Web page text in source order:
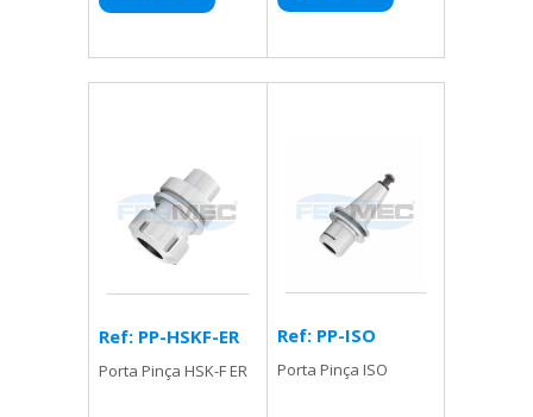
Ref: PP-HSKF-ER
Porta Pinça HSK-F ER
Ref: PP-ISO
Porta Pinça ISO